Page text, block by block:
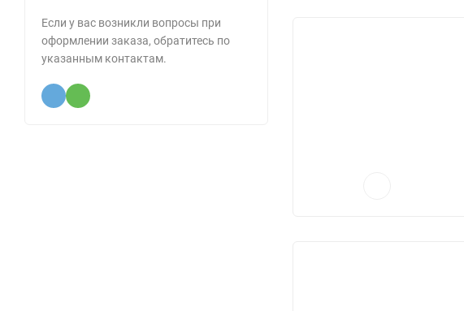
Если у вас возникли вопросы при
оформлении заказа, обратитесь по
указанным контактам.